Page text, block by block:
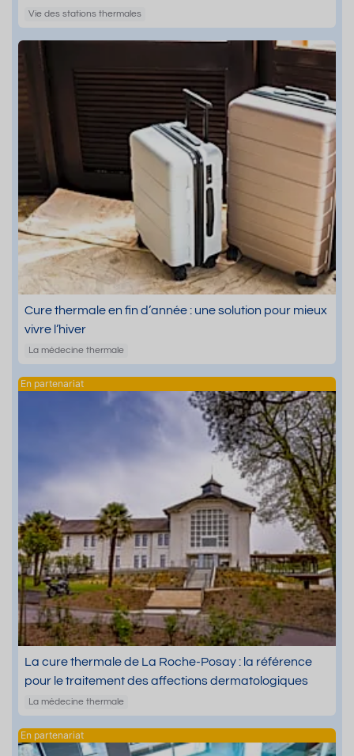
Vie des stations thermales
Cure thermale en fin d’année : une solution pour mieux
vivre l’hiver
La médecine thermale
La cure thermale de La Roche-Posay : la référence
pour le traitement des affections dermatologiques
La médecine thermale